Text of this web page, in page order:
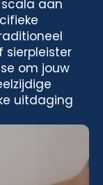
scala aan
sierpleister
om jouw
uitdaging